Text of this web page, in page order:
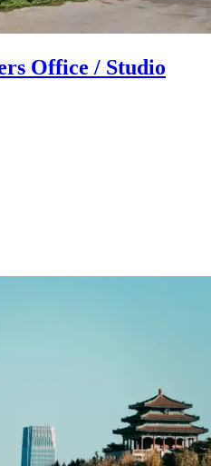
Office / Studio